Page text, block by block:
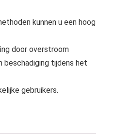
kunnen u een hoog
door overstroom
beschadiging tijdens het
gebruikers.